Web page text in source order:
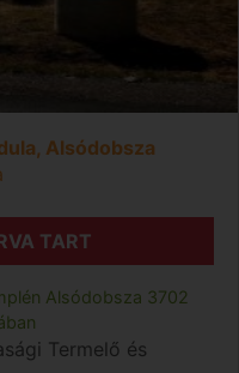
Alsódobsza
TART
Alsódobsza 3702
Termelő és